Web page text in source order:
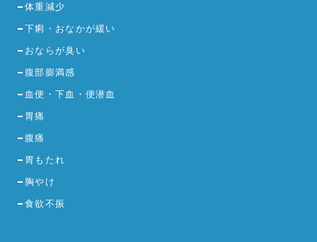
体重減少
下痢・おなかが緩い
おならが臭い
腹部膨満感
血便・下血・便潜血
胃痛
腹痛
胃もたれ
胸やけ
食欲不振